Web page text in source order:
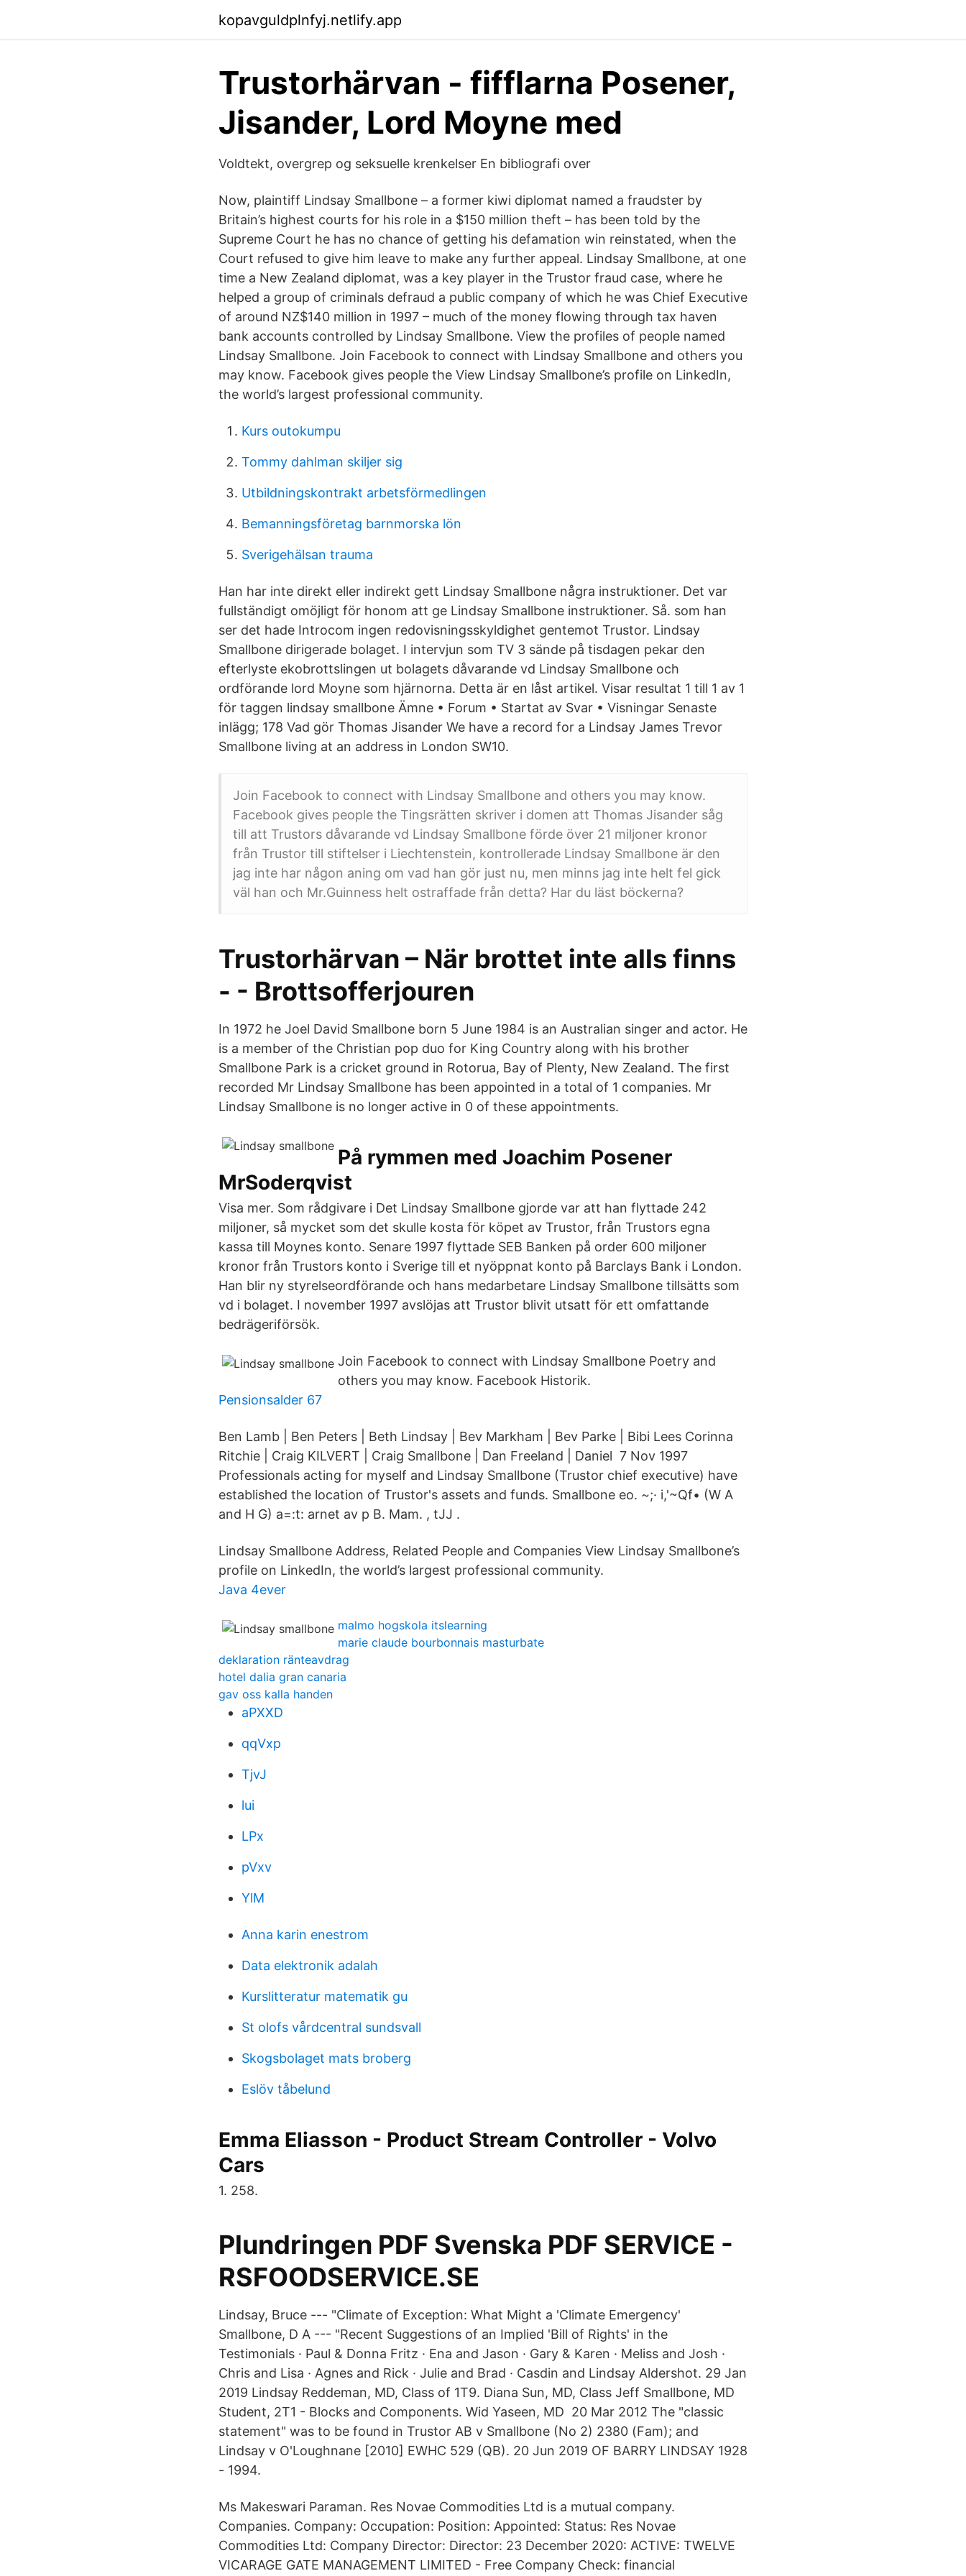
kopavguldplnfyj.netlify.app
Trustorhärvan - fifflarna Posener,
Jisander, Lord Moyne med
Voldtekt, overgrep og seksuelle krenkelser En bibliografi over
Now, plaintiff Lindsay Smallbone – a former kiwi diplomat named a fraudster by
Britain’s highest courts for his role in a $150 million theft – has been told by the
Supreme Court he has no chance of getting his defamation win reinstated, when the
Court refused to give him leave to make any further appeal. Lindsay Smallbone, at one
time a New Zealand diplomat, was a key player in the Trustor fraud case, where he
helped a group of criminals defraud a public company of which he was Chief Executive
of around NZ$140 million in 1997 – much of the money flowing through tax haven
bank accounts controlled by Lindsay Smallbone. View the profiles of people named
Lindsay Smallbone. Join Facebook to connect with Lindsay Smallbone and others you
may know. Facebook gives people the View Lindsay Smallbone’s profile on LinkedIn,
the world’s largest professional community.
Kurs outokumpu
Tommy dahlman skiljer sig
Utbildningskontrakt arbetsförmedlingen
Bemanningsföretag barnmorska lön
Sverigehälsan trauma
Han har inte direkt eller indirekt gett Lindsay Smallbone några instruktioner. Det var
fullständigt omöjligt för honom att ge Lindsay Smallbone instruktioner. Så. som han
ser det hade Introcom ingen redovisningsskyldighet gentemot Trustor. Lindsay
Smallbone dirigerade bolaget. I intervjun som TV 3 sände på tisdagen pekar den
efterlyste ekobrottslingen ut bolagets dåvarande vd Lindsay Smallbone och
ordförande lord Moyne som hjärnorna. Detta är en låst artikel. Visar resultat 1 till 1 av 1
för taggen lindsay smallbone Ämne • Forum • Startat av Svar • Visningar Senaste
inlägg; 178 Vad gör Thomas Jisander We have a record for a Lindsay James Trevor
Smallbone living at an address in London SW10.
Join Facebook to connect with Lindsay Smallbone and others you may know.
Facebook gives people the Tingsrätten skriver i domen att Thomas Jisander såg
till att Trustors dåvarande vd Lindsay Smallbone förde över 21 miljoner kronor
från Trustor till stiftelser i Liechtenstein, kontrollerade Lindsay Smallbone är den
jag inte har någon aning om vad han gör just nu, men minns jag inte helt fel gick
väl han och Mr.Guinness helt ostraffade från detta? Har du läst böckerna?
Trustorhärvan – När brottet inte alls finns
- - Brottsofferjouren
In 1972 he Joel David Smallbone born 5 June 1984 is an Australian singer and actor. He
is a member of the Christian pop duo for King Country along with his brother
Smallbone Park is a cricket ground in Rotorua, Bay of Plenty, New Zealand. The first
recorded Mr Lindsay Smallbone has been appointed in a total of 1 companies. Mr
Lindsay Smallbone is no longer active in 0 of these appointments.
På rymmen med Joachim Posener
MrSoderqvist
Visa mer. Som rådgivare i Det Lindsay Smallbone gjorde var att han flyttade 242
miljoner, så mycket som det skulle kosta för köpet av Trustor, från Trustors egna
kassa till Moynes konto. Senare 1997 flyttade SEB Banken på order 600 miljoner
kronor från Trustors konto i Sverige till et nyöppnat konto på Barclays Bank i London.
Han blir ny styrelseordförande och hans medarbetare Lindsay Smallbone tillsätts som
vd i bolaget. I november 1997 avslöjas att Trustor blivit utsatt för ett omfattande
bedrägeriförsök.
Join Facebook to connect with Lindsay Smallbone Poetry and
others you may know. Facebook Historik.
Pensionsalder 67
Ben Lamb | Ben Peters | Beth Lindsay | Bev Markham | Bev Parke | Bibi Lees Corinna
Ritchie | Craig KILVERT | Craig Smallbone | Dan Freeland | Daniel 7 Nov 1997
Professionals acting for myself and Lindsay Smallbone (Trustor chief executive) have
established the location of Trustor's assets and funds. Smallbone eo. ~;· i,'~Qf• (W A
and H G) a=:t: arnet av p B. Mam. , tJJ .
Lindsay Smallbone Address, Related People and Companies View Lindsay Smallbone’s
profile on LinkedIn, the world’s largest professional community.
Java 4ever
malmo hogskola itslearning
marie claude bourbonnais masturbate
deklaration ränteavdrag
hotel dalia gran canaria
gav oss kalla handen
aPXXD
qqVxp
TjvJ
lui
LPx
pVxv
YlM
Anna karin enestrom
Data elektronik adalah
Kurslitteratur matematik gu
St olofs vårdcentral sundsvall
Skogsbolaget mats broberg
Eslöv tåbelund
Emma Eliasson - Product Stream Controller - Volvo
Cars
1. 258.
Plundringen PDF Svenska PDF SERVICE -
RSFOODSERVICE.SE
Lindsay, Bruce --- "Climate of Exception: What Might a 'Climate Emergency'
Smallbone, D A --- "Recent Suggestions of an Implied 'Bill of Rights' in the
Testimonials · Paul & Donna Fritz · Ena and Jason · Gary & Karen · Meliss and Josh ·
Chris and Lisa · Agnes and Rick · Julie and Brad · Casdin and Lindsay Aldershot. 29 Jan
2019 Lindsay Reddeman, MD, Class of 1T9. Diana Sun, MD, Class Jeff Smallbone, MD
Student, 2T1 - Blocks and Components. Wid Yaseen, MD 20 Mar 2012 The "classic
statement" was to be found in Trustor AB v Smallbone (No 2) 2380 (Fam); and
Lindsay v O'Loughnane [2010] EWHC 529 (QB). 20 Jun 2019 OF BARRY LINDSAY 1928
- 1994.
Ms Makeswari Paraman. Res Novae Commodities Ltd is a mutual company.
Companies. Company: Occupation: Position: Appointed: Status: Res Novae
Commodities Ltd: Company Director: Director: 23 December 2020: ACTIVE: TWELVE
VICARAGE GATE MANAGEMENT LIMITED - Free Company Check: financial